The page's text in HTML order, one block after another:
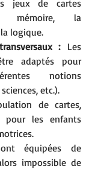
jeux de cartes
mémoire, la
logique.
: Les
adaptés pour
notions
etc.).
de cartes,
pour les enfants
équipées de
impossible de